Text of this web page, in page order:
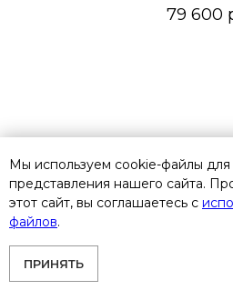
79 600
Мы используем cookie-файлы для
представления нашего сайта.
этот сайт, вы соглашаетесь с
файлов.
ПРИНЯТЬ